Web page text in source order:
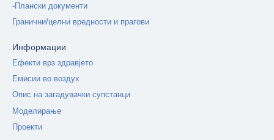
-Плански документи
Гранични/целни вредности и прагови
Информации
Ефекти врз здравјето
Емисии во воздух
Опис на загадувачки супстанци
Моделирање
Проекти